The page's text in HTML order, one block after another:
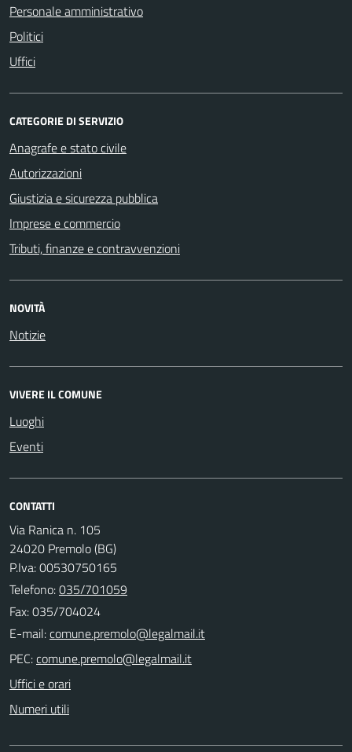
Personale amministrativo
Politici
Uffici
CATEGORIE DI SERVIZIO
Anagrafe e stato civile
Autorizzazioni
Giustizia e sicurezza pubblica
Imprese e commercio
Tributi, finanze e contravvenzioni
NOVITÀ
Notizie
VIVERE IL COMUNE
Luoghi
Eventi
CONTATTI
Via Ranica n. 105
24020 Premolo (BG)
P.Iva: 00530750165
Telefono:035/701059
Fax: 035/704024
E-mail:
PEC:
Uffici e orari
Numeri utili